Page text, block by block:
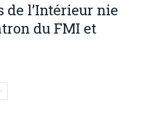
l’Intérieur nie
du FMI et